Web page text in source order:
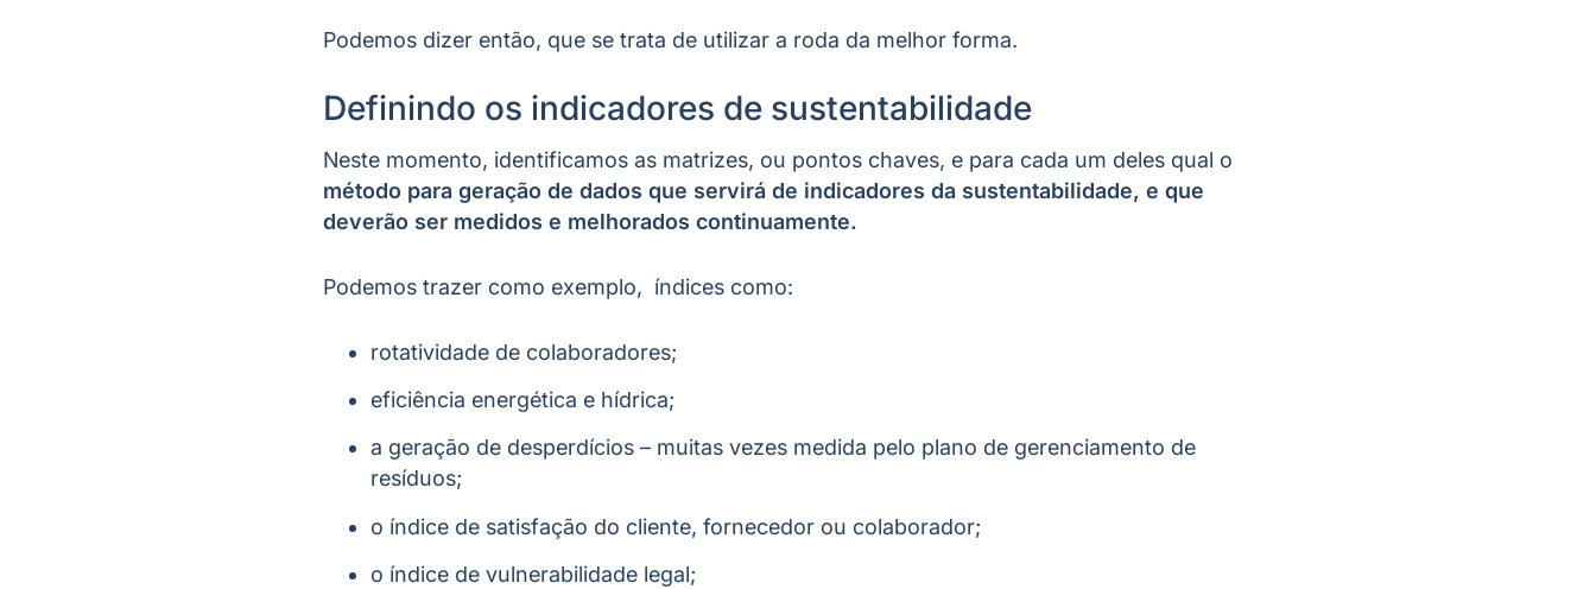
Podemos dizer então, que se trata de utilizar a roda da melhor forma.
Definindo os indicadores de sustentabilidade
Neste momento, identificamos as matrizes, ou pontos chaves, e para cada um deles qual o
método para geração de dados que servirá de indicadores da sustentabilidade, e que
deverão ser medidos e melhorados continuamente.
Podemos trazer como exemplo, índices como:
rotatividade de colaboradores;
eficiência energética e hídrica;
a geração de desperdícios – muitas vezes medida pelo plano de gerenciamento de
resíduos;
o índice de satisfação do cliente, fornecedor ou colaborador;
o índice de vulnerabilidade legal;